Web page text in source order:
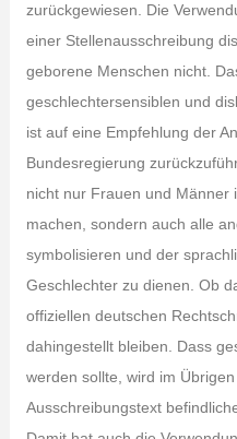
zurückgewiesen. Die
einer Stellenausschreibung
geborene Menschen nicht.
geschlechtersensiblen und
ist auf eine Empfehlung der
Bundesregierung
nicht nur Frauen und Männer
machen, sondern auch alle
symbolisieren und der
Geschlechter zu dienen. Ob
offiziellen deutschen
dahingestellt bleiben. Dass
werden sollte, wird im
Ausschreibungstext